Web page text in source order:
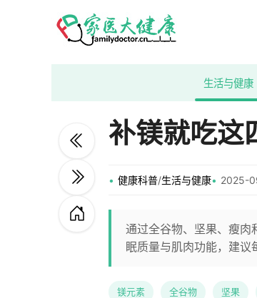
生活与健康
补镁就吃这
健康科普/生活与健康 2025-
通过全谷物、坚果、瘦肉
眠质量与肌肉功能，建
镁元素 全谷物 坚果